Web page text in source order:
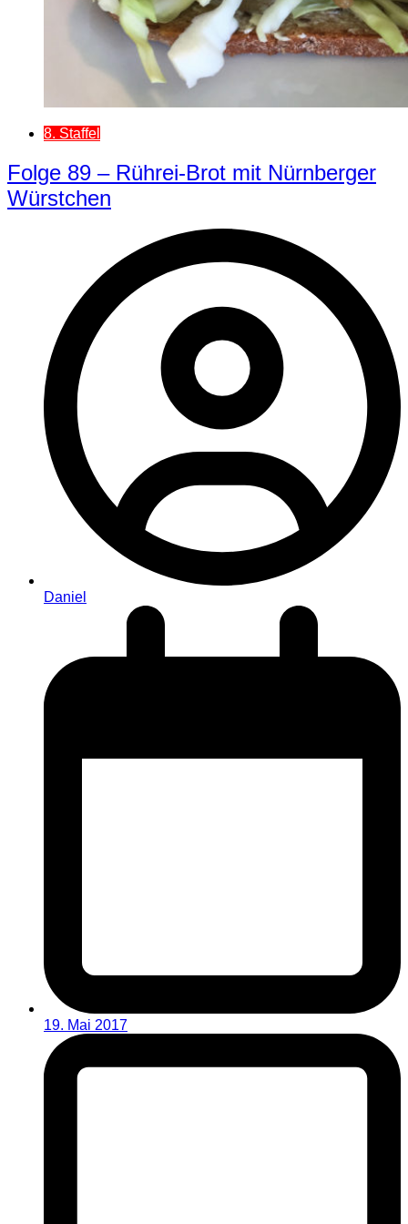
8. Staffel
Folge 89 – Rührei-Brot mit Nürnberger
Würstchen
Daniel
19. Mai 2017